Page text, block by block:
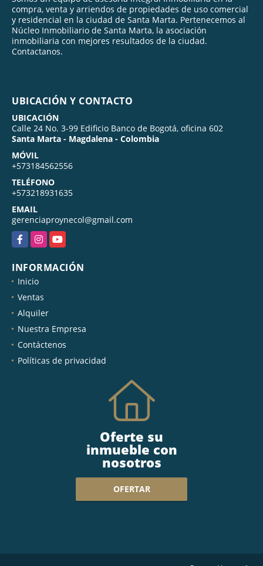
compra, venta y arriendos de propiedades de uso comercial
y residencial en la ciudad de Santa Marta. Pertenecemos al
Núcleo Inmobiliario de Santa Marta, la asociación
inmobiliaria con mejores resultados de la ciudad.
Contactanos.
UBICACIÓN Y CONTACTO
UBICACIÓN
Calle 24 No. 3-99 Edificio Banco de Bogotá, oficina 602
Santa Marta - Magdalena - Colombia
MÓVIL
+573184562556
TELÉFONO
+573218931635
EMAIL
gerenciaproynecol@gmail.com
FacebookInstagramYouTube
INFORMACIÓN
Inicio
Ventas
Alquiler
Nuestra Empresa
Contáctenos
Políticas de privacidad
Oferte su
inmueble con
nosotros
OFERTAR